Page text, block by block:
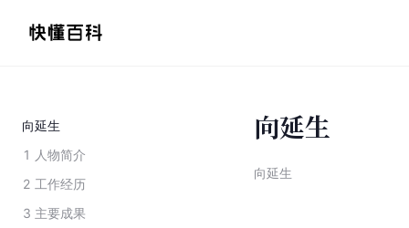
向延生
1 人物简介
2 工作经历
3 主要成果
向延生
向延生